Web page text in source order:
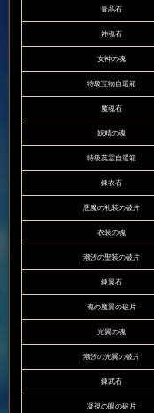
青晶石
神魂石
女神の魂
特級宝物自選箱
魔魂石
妖精の魂
特級英霊自選箱
錬衣石
悪魔の礼装の破片
衣装の魂
潮汐の聖装の破片
錬翼石
魂の魔翼の破片
光翼の魂
潮汐の光翼の破片
錬武石
凝視の眼の破片